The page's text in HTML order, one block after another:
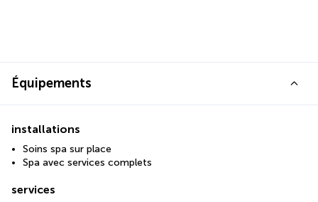
Équipements
installations
Soins spa sur place
Spa avec services complets
services